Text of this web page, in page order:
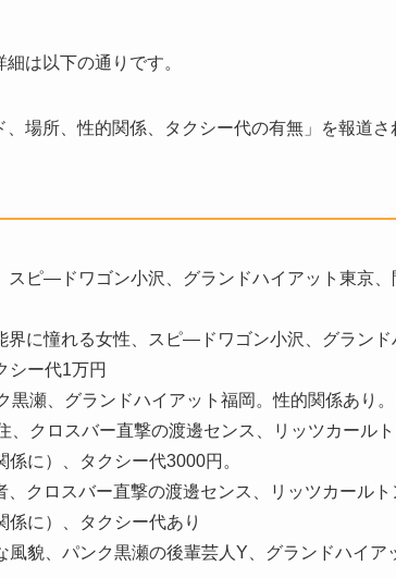
は以下の通りです。
、場所、性的関係、タクシー代の有無」を報道
ピ―ドワゴン小沢、グランドハイアット東京、
に憧れる女性、スピ―ドワゴン小沢、グランド
シー代1万円
瀬、グランドハイアット福岡。性的関係あり。
クロスバー直撃の渡邊センス、リッツカール
に）、タクシー代3000円。
クロスバー直撃の渡邊センス、リッツカールト
係に）、タクシー代あり
貌、パンク黒瀬の後輩芸人Y、グランドハイア